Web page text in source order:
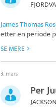
James Thomas
etter en periode
SE MERE
3. mars
Per